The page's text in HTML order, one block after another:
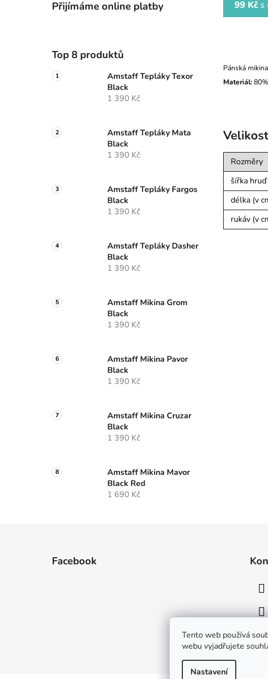
Tento web používá
webu vyjadřujete
Nastavení
Přijímáme online platby
Top 8 produktů
Amstaff Tepláky Texor
Black
1 390 Kč
Amstaff Tepláky Mata
Black
1 390 Kč
Amstaff Tepláky Fargos
Black
1 390 Kč
Amstaff Tepláky Dasher
Black
1 390 Kč
Amstaff Mikina Grom
Black
1 390 Kč
Amstaff Mikina Pavor
Black
1 390 Kč
Amstaff Mikina Cruzar
Black
1 390 Kč
Amstaff Mikina Mavor
Black Red
1 690 Kč
Pánská
Materiál:
Rozměry
šířka hruď
délka (v
rukáv (v
Facebook